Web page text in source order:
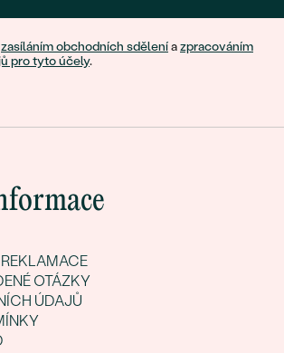
zasíláním obchodních sděleníazpracováním
pro tyto účely.
OTÁZKY
ÚDAJŮ